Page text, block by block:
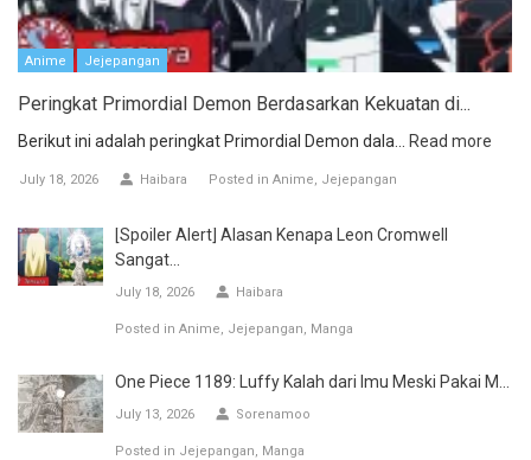
Anime Jejepangan
Peringkat Primordial Demon Berdasarkan Kekuatan di...
Berikut ini adalah peringkat Primordial Demon dala... Read more
July 18, 2026 Haibara Posted in Anime Jejepangan
[Spoiler Alert] Alasan Kenapa Leon Cromwell
Sangat...
July 18, 2026 Haibara
Posted in Anime Jejepangan Manga
One Piece 1189: Luffy Kalah dari Imu Meski Pakai M...
July 13, 2026 Sorenamoo
Posted in Jejepangan Manga